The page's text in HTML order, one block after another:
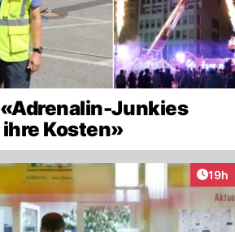
Junkies
Kosten»
19h